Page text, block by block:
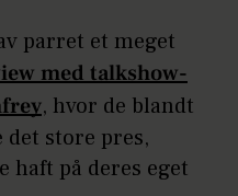
parret et meget
med talkshow-
, hvor de blandt
det store pres,
haft på deres eget